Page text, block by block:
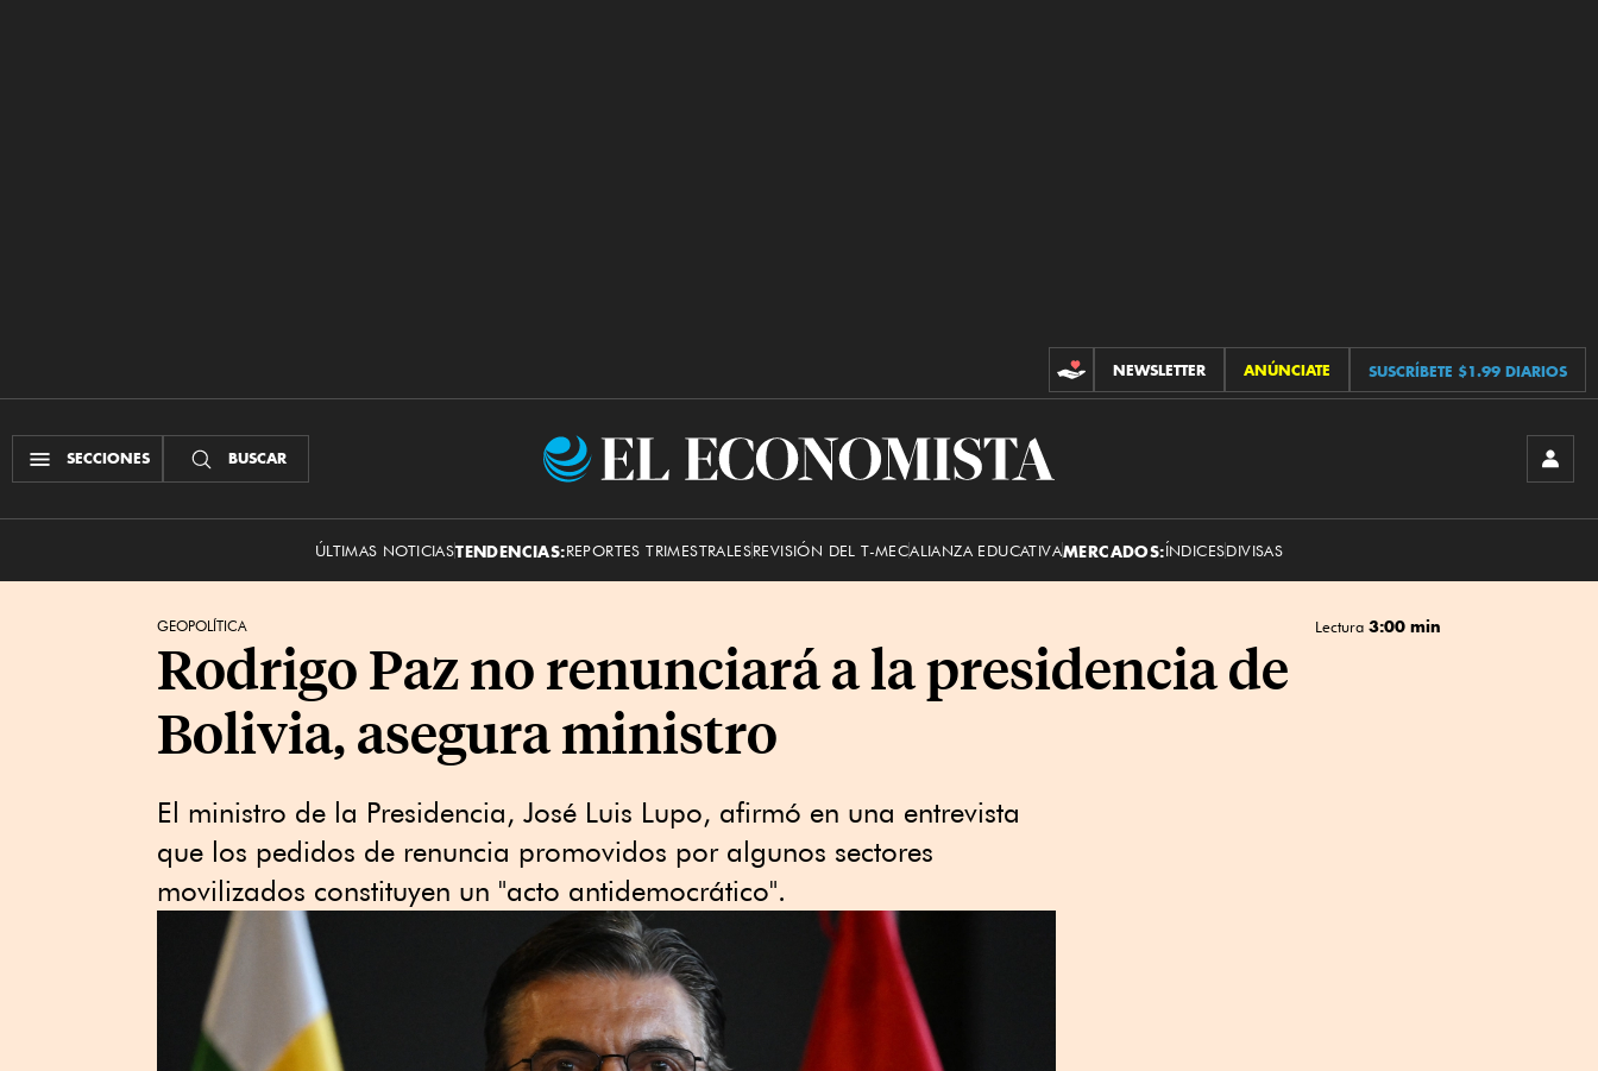
CONTRIBUCIONES
NEWSLETTER ANÚNCIATE SUSCRÍBETE $1.99 DIARIOS
SECCIONES BUSCAR
El
ÚLTIMAS NOTICIASTENDENCIAS:REPORTES TRIMESTRALESREVISIÓN DEL T-MECALIANZA EDUCATIVAMERCADOS:ÍNDICESDIVISAS
GEOPOLÍTICA Lectura 3:00 min
Rodrigo Paz no renunciará a la presidencia de
Bolivia, asegura ministro
El ministro de la ⁠Presidencia, José Luis Lupo, afirmó en ⁠una entrevista
que los pedidos de renuncia promovidos por algunos sectores
movilizados ‌constituyen un "acto antidemocrático".